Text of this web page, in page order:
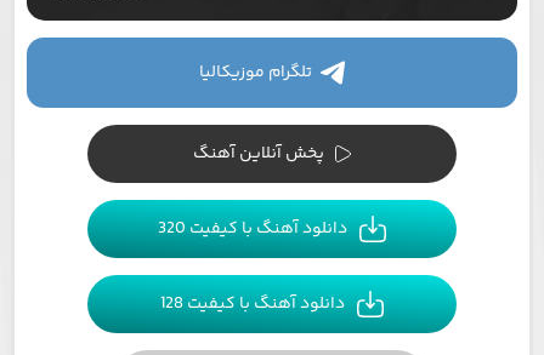
تلگرام موزیکالیا
پخش آنلاین آهنگ
دانلود آهنگ با کیفیت 320
دانلود آهنگ با کیفیت 128